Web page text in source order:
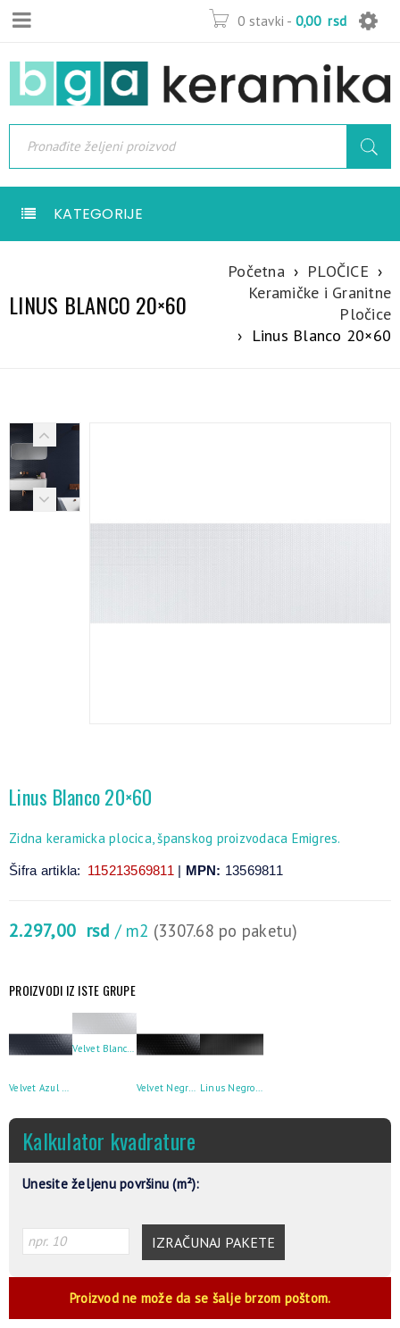
0 stavki - 0,00 rsd
KATEGORIJE
LINUS BLANCO 20×60
Početna › PLOČICE ›
Keramičke i Granitne
Pločice
› Linus Blanco 20×60
Linus Blanco 20×60
Zidna keramicka plocica, španskog proizvodaca Emigres.
Šifra artikla: 115213569811 | MPN: 13569811
2.297,00 rsd / m2 (3307.68 po paketu)
PROIZVODI IZ ISTE GRUPE
Velvet Azul 20×60
Velvet Blanco 20×60
Velvet Negro 20×60 Linus Negro 20×60
Kalkulator kvadrature
Unesite željenu površinu (m²):
IZRAČUNAJ PAKETE
Proizvod ne može da se šalje brzom poštom.